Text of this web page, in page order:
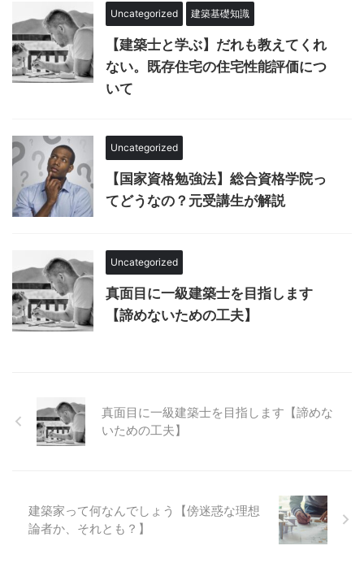
Uncategorized 建築基礎知識
【建築士と学ぶ】だれも教えてくれ
ない。既存住宅の住宅性能評価につ
いて
Uncategorized
【国家資格勉強法】総合資格学院っ
てどうなの？元受講生が解説
Uncategorized
真面目に一級建築士を目指します
【諦めないための工夫】
真面目に一級建築士を目指します【諦めな
いための工夫】
建築家って何なんでしょう【傍迷惑な理想
論者か、それとも？】